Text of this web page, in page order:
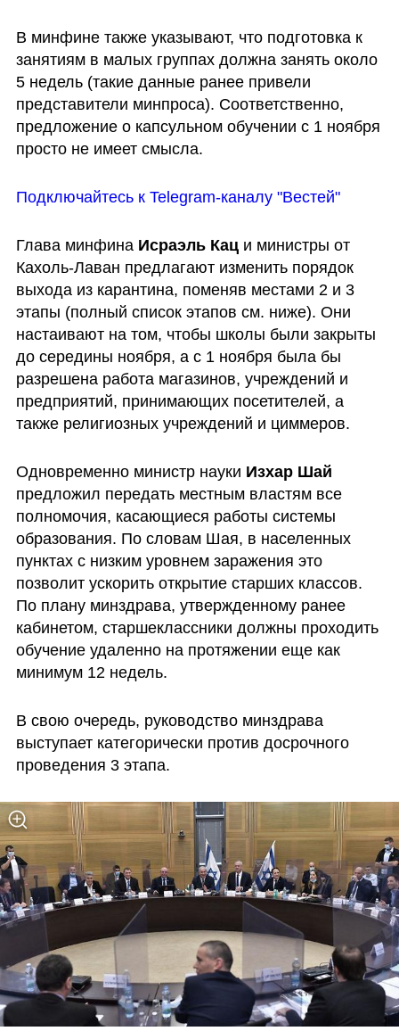
В минфине также указывают, что подготовка к
занятиям в малых группах должна занять около
5 недель (такие данные ранее привели
представители минпроса). Соответственно,
предложение о капсульном обучении с 1 ноября
просто не имеет смысла.
Подключайтесь к Telegram-каналу "Вестей"
Глава минфина Исраэль Кац и министры от
Кахоль-Лаван предлагают изменить порядок
выхода из карантина, поменяв местами 2 и 3
этапы (полный список этапов см. ниже). Они
настаивают на том, чтобы школы были закрыты
до середины ноября, а с 1 ноября была бы
разрешена работа магазинов, учреждений и
предприятий, принимающих посетителей, а
также религиозных учреждений и циммеров.
Одновременно министр науки Изхар Шай
предложил передать местным властям все
полномочия, касающиеся работы системы
образования. По словам Шая, в населенных
пунктах с низким уровнем заражения это
позволит ускорить открытие старших классов.
По плану минздрава, утвержденному ранее
кабинетом, старшеклассники должны проходить
обучение удаленно на протяжении еще как
минимум 12 недель.
В свою очередь, руководство минздрава
выступает категорически против досрочного
проведения 3 этапа.